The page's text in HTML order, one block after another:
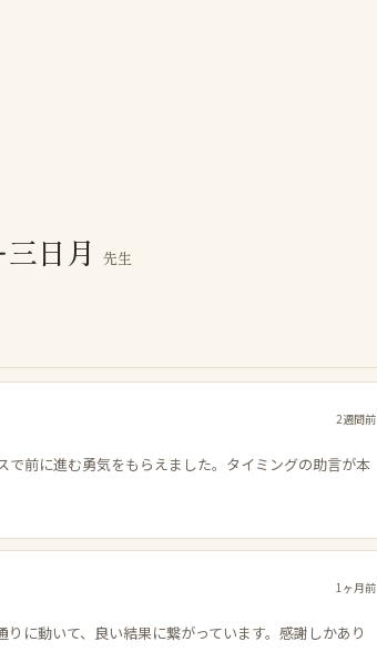
日月 先生
2週間前
前に進む勇気をもらえました。タイミングの助言が本
1ヶ月前
に動いて、良い結果に繋がっています。感謝しかあり